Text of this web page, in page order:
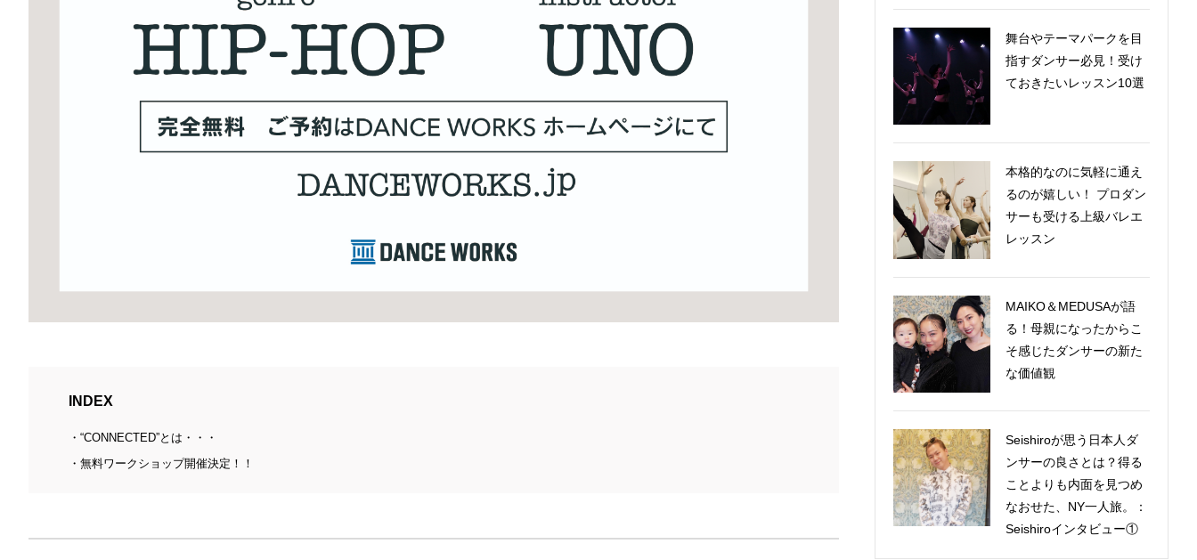
INDEX
“CONNECTED”とは・・・
無料ワークショップ開催決定！！
舞台やテーマパークを目
指すダンサー必見！受け
ておきたいレッスン10選
本格的なのに気軽に通え
るのが嬉しい！ プロダン
サーも受ける上級バレエ
レッスン
MAIKO＆MEDUSAが語
る！母親になったからこ
そ感じたダンサーの新た
な価値観
Seishiroが思う日本人ダ
ンサーの良さとは？得る
ことよりも内面を見つめ
なおせた、NY一人旅。：
Seishiroインタビュー①